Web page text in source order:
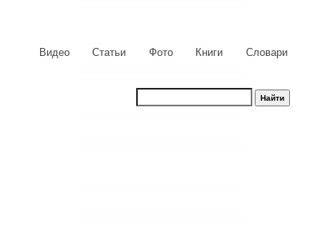
Видео Статьи Фото Книги Словари